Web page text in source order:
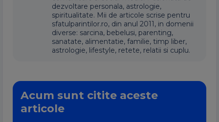
dezvoltare personala, astrologie,
spiritualitate. Mii de articole scrise pentru
sfatulparintilor.ro, din anul 2011, in domenii
diverse: sarcina, bebelusi, parenting,
sanatate, alimentatie, familie, timp liber,
astrologie, lifestyle, retete, relatii si cuplu.
Acum sunt citite aceste
articole